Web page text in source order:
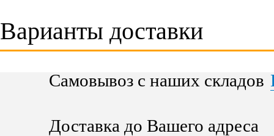
Варианты доставки
Самовывоз с наших складов
Доставка до Вашего адреса